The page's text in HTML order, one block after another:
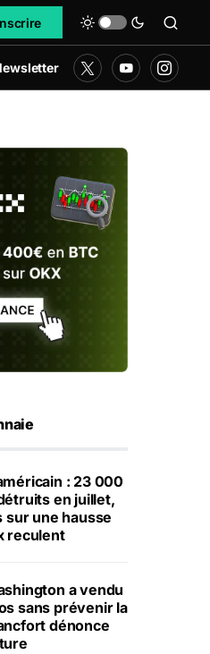
: 23 000
en juillet,
sur une hausse
reculent
a vendu
sans prévenir la
dénonce